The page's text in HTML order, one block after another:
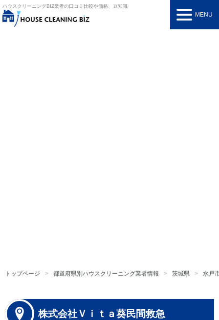
ハウスクリーニングBIZ業者の口コミ比較や価格、豆知識
MENU
トップページ 都道府県別ハウスクリーニング業者情報 茨城県 水戸
株式会社Ｖｉｔａ葵民間救急